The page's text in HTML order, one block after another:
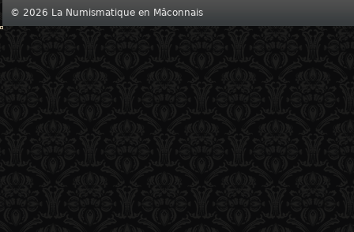
© 2026 La Numismatique en Mâconnais